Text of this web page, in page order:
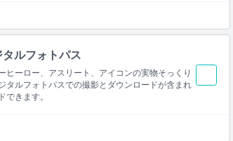
ルフォトパス
ーロー、アスリート、アイコンの実物そっくり
タルフォトパスでの撮影とダウンロードが含まれ
きます。